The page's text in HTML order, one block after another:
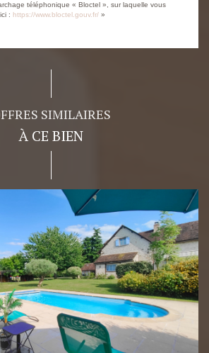
téléphonique « Bloctel », sur laquelle vous
: https://www.bloctel.gouv.fr/ »
SIMILAIRES
À CE BIEN